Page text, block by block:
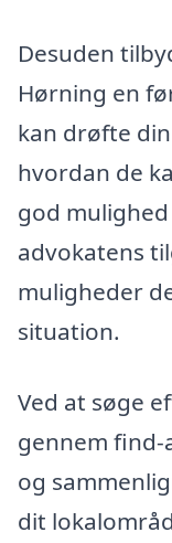
Desuden
Hørning en
kan drøfte
hvordan de
god
advokatens
muligheder
situation.
Ved at søge
gennem
og
dit